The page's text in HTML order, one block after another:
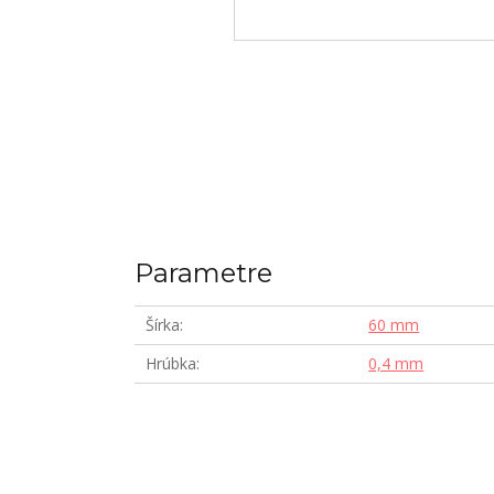
Parametre
Šírka
60 mm
Hrúbka
0,4 mm